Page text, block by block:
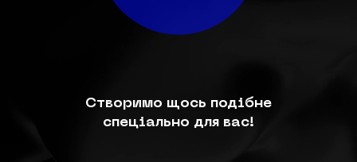
Створимо щось подібне
спеціально для вас!